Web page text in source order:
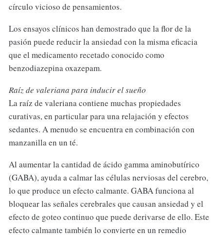
círculo vicioso de pensamientos.
Los ensayos clínicos han demostrado que la flor de la
pasión puede reducir la ansiedad con la misma eficacia
que el medicamento recetado conocido como
benzodiazepina oxazepam.
Raíz de valeriana para inducir el sueño
La raíz de valeriana contiene muchas propiedades
curativas, en particular para una relajación y efectos
sedantes. A menudo se encuentra en combinación con
manzanilla en un té.
Al aumentar la cantidad de ácido gamma aminobutírico
(GABA), ayuda a calmar las células nerviosas del cerebro,
lo que produce un efecto calmante. GABA funciona al
bloquear las señales cerebrales que causan ansiedad y el
efecto de goteo continuo que puede derivarse de ello. Este
efecto calmante también lo convierte en un remedio